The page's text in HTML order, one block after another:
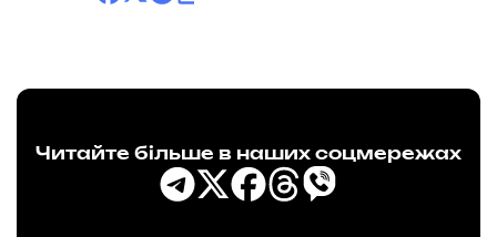
Читайте більше в наших соцмережах